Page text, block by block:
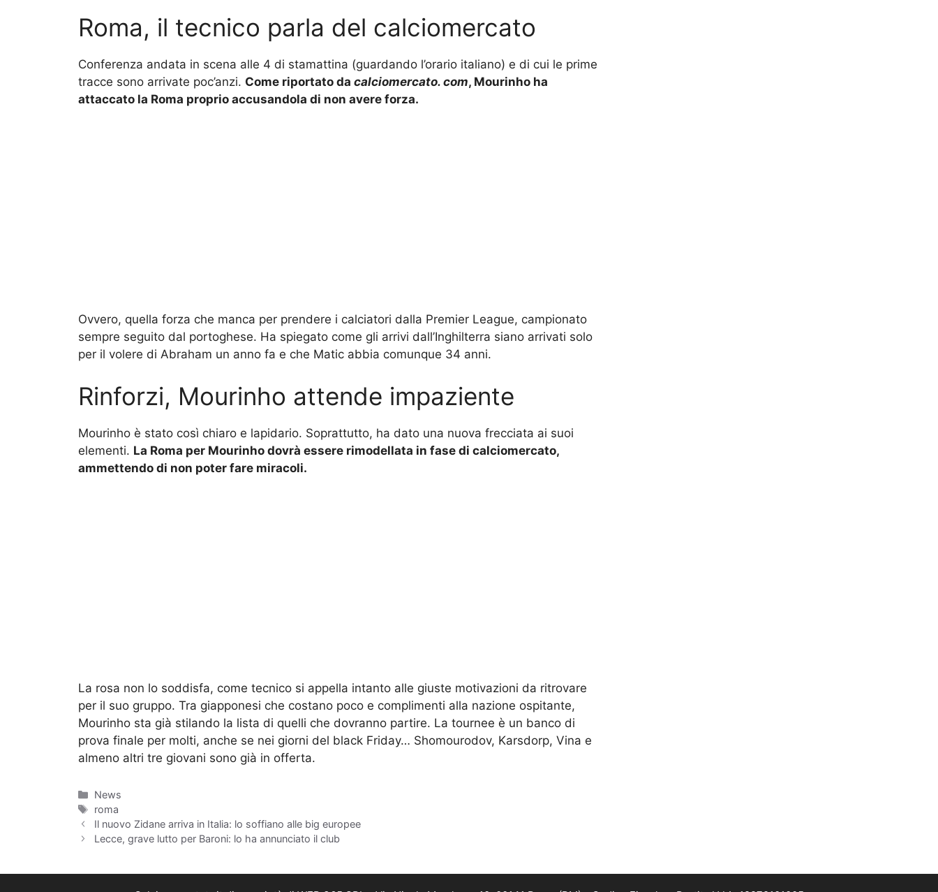
Roma, il tecnico parla del calciomercato
Conferenza andata in scena alle 4 di stamattina (guardando l’orario italiano) e di cui le prime
tracce sono arrivate poc’anzi. Come riportato da calciomercato. com, Mourinho ha
attaccato la Roma proprio accusandola di non avere forza.
Ovvero, quella forza che manca per prendere i calciatori dalla Premier League, campionato
sempre seguito dal portoghese. Ha spiegato come gli arrivi dall’Inghilterra siano arrivati solo
per il volere di Abraham un anno fa e che Matic abbia comunque 34 anni.
Rinforzi, Mourinho attende impaziente
Mourinho è stato così chiaro e lapidario. Soprattutto, ha dato una nuova frecciata ai suoi
elementi. La Roma per Mourinho dovrà essere rimodellata in fase di calciomercato,
ammettendo di non poter fare miracoli.
La rosa non lo soddisfa, come tecnico si appella intanto alle giuste motivazioni da ritrovare
per il suo gruppo. Tra giapponesi che costano poco e complimenti alla nazione ospitante,
Mourinho sta già stilando la lista di quelli che dovranno partire. La tournee è un banco di
prova finale per molti, anche se nei giorni del black Friday… Shomourodov, Karsdorp, Vina e
almeno altri tre giovani sono già in offerta.
Categorie
News
Tag
roma
Il nuovo Zidane arriva in Italia: lo soffiano alle big europee
Lecce, grave lutto per Baroni: lo ha annunciato il club